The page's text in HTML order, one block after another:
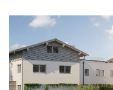
WeiserLeben GmbH
Bergheimerstraße 45
A-5020 Salzburg